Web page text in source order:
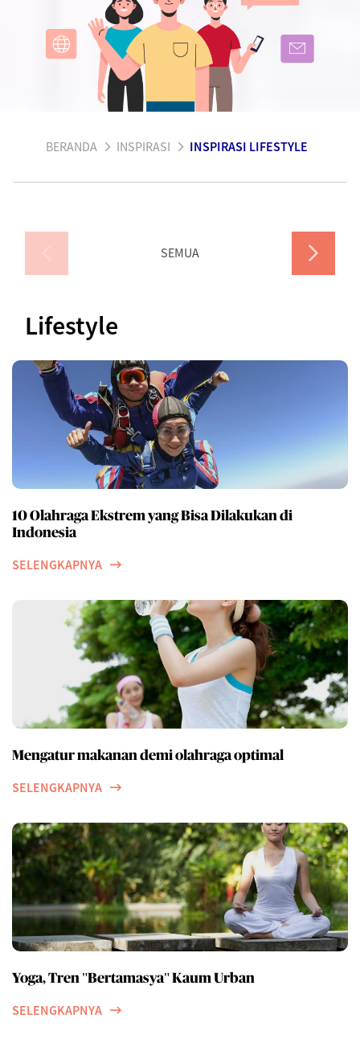
BERANDA INSPIRASI INSPIRASI LIFESTYLE
SEMUA
Lifestyle
10 Olahraga Ekstrem yang Bisa Dilakukan di
Indonesia
SELENGKAPNYA
Mengatur makanan demi olahraga optimal
SELENGKAPNYA
Yoga, Tren "Bertamasya" Kaum Urban
SELENGKAPNYA